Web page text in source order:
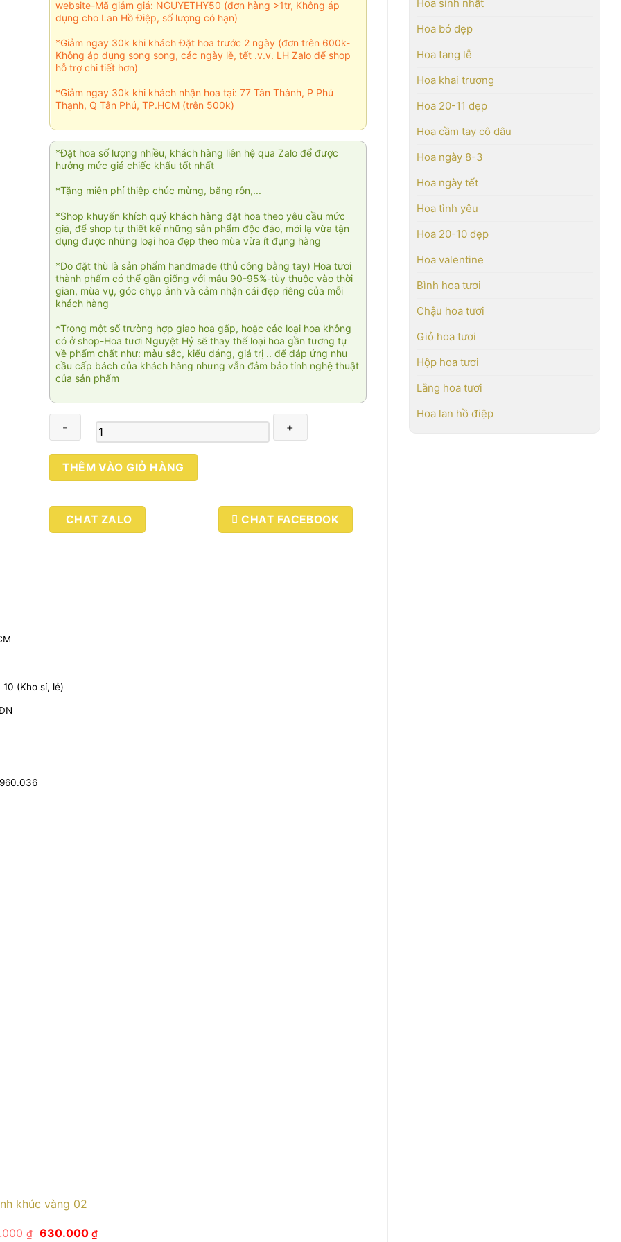
Hoa sinh nhật
Hoa bó đẹp
Hoa tang lễ
Hoa khai trương
Hoa 20-11 đẹp
Hoa cầm tay cô dâu
Hoa ngày 8-3
Hoa ngày tết
Hoa tình yêu
Hoa 20-10 đẹp
Hoa valentine
Bình hoa tươi
Chậu hoa tươi
Giỏ hoa tươi
Hộp hoa tươi
Lẵng hoa tươi
Hoa lan hồ điệp
website-Mã giảm giá: NGUYETHY50 (đơn hàng >1tr, Không áp
dụng cho Lan Hồ Điệp, số lượng có hạn)
*Giảm ngay 30k khi khách Đặt hoa trước 2 ngày (đơn trên 600k-
Không áp dụng song song, các ngày lễ, tết .v.v. LH Zalo để shop
hỗ trợ chi tiết hơn)
*Giảm ngay 30k khi khách nhận hoa tại: 77 Tân Thành, P Phú
Thạnh, Q Tân Phú, TP.HCM (trên 500k)
*Đặt hoa số lượng nhiều, khách hàng liên hệ qua Zalo để được
hưởng mức giá chiếc khấu tốt nhất
*Tặng miễn phí thiệp chúc mừng, băng rôn,...
*Shop khuyến khích quý khách hàng đặt hoa theo yêu cầu mức
giá, để shop tự thiết kế những sản phẩm độc đáo, mới lạ vừa tận
dụng được những loại hoa đẹp theo mùa vừa ít đụng hàng
*Do đặt thù là sản phẩm handmade (thủ công bằng tay) Hoa tươi
thành phẩm có thể gần giống với mẫu 90-95%-tùy thuộc vào thời
gian, mùa vụ, góc chụp ảnh và cảm nhận cái đẹp riêng của mỗi
khách hàng
*Trong một số trường hợp giao hoa gấp, hoặc các loại hoa không
có ở shop-Hoa tươi Nguyệt Hỷ sẽ thay thế loại hoa gần tương tự
về phẩm chất như: màu sắc, kiểu dáng, giá trị .. để đáp ứng nhu
cầu cấp bách của khách hàng nhưng vẫn đảm bảo tính nghệ thuật
của sản phẩm
Đại
cát
số
lượng
THÊM VÀO GIỎ HÀNG
CHAT ZALO CHAT FACEBOOK
(Kho sỉ, lẻ)
khúc vàng 02
₫ Giá
630.000 ₫Giá